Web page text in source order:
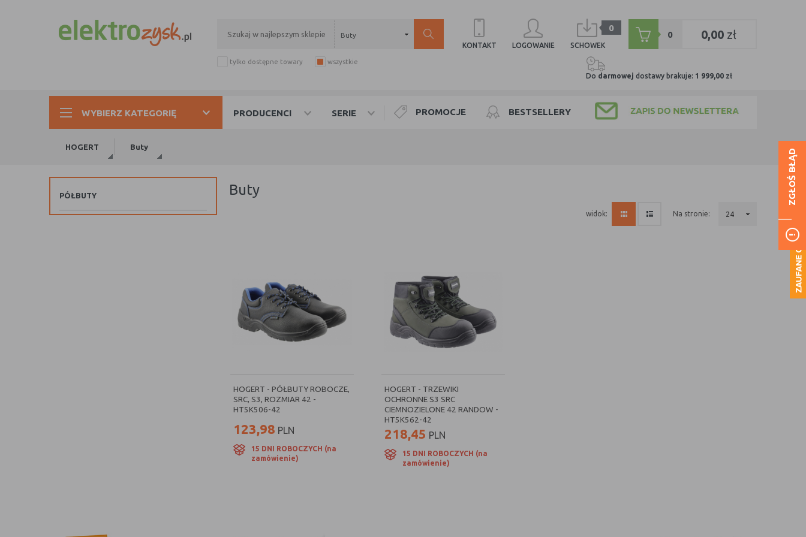
Buty
tylko dostępne towary wszystkie
KONTAKT LOGOWANIE
0
SCHOWEK
0 0,00 zł
Do darmowej dostawy brakuje: 1 999,00 zł
WYBIERZ KATEGORIĘ PRODUCENCI SERIE PROMOCJE BESTSELLERY
HOGERT Buty
PÓŁBUTY buty
widok: na stronie: 24
HOGERT - PÓŁBUTY ROBOCZE,
SRC, S3, ROZMIAR 42 -
HT5K506-42
123,98 PLN
15 DNI ROBOCZYCH (na
zamówienie)
HOGERT - TRZEWIKI
OCHRONNE S3 SRC
CIEMNOZIELONE 42 RANDOW -
HT5K562-42
218,45 PLN
15 DNI ROBOCZYCH (na
zamówienie)
ZGŁOŚ BŁĄD